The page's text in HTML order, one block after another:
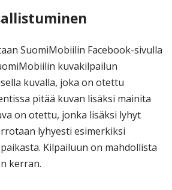
SuomiMobiilin Facebook-sivulla
kuvakilpailun
kuvalla, joka on otettu
pitää kuvan lisäksi mainita
on otettu, jonka lisäksi lyhyt
lyhyesti esimerkiksi
Kilpailuun on mahdollista
kerran.